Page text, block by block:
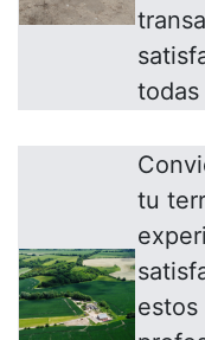
tu
estos